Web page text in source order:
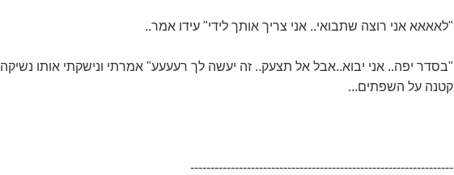
"לאאאא אני רוצה שתבואי.. אני צריך אותך לידי" עידו אמר..
"בסדר יפה.. אני יבוא..אבל אל תצעק.. זה יעשה לך רעעעע" אמרתי ונישקתי אותו נשיקה
קטנה על השפתים...
-----------------------------------------------------------------